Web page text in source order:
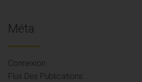
Méta
Connexion
Flux Des Publications